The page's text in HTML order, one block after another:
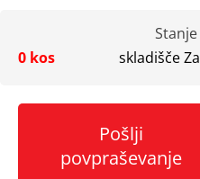
0 kos
skladišče
Pošlji
povpraševanje